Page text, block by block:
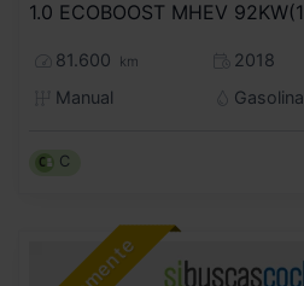
81.600 km
2018
Manual
Gasolina
C